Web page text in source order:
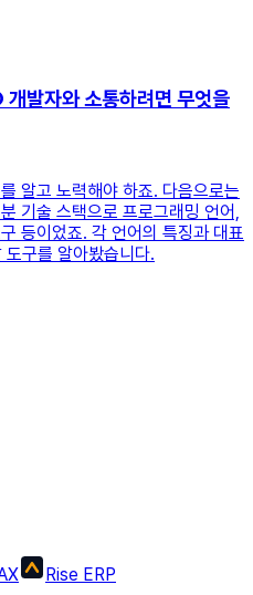
발자와 소통하려면 무엇을
알고 노력해야 하죠. 다음으로는
기술 스택으로 프로그래밍 언어,
등이었죠. 각 언어의 특징과 대표
구를 알아봤습니다.
Rise ERP